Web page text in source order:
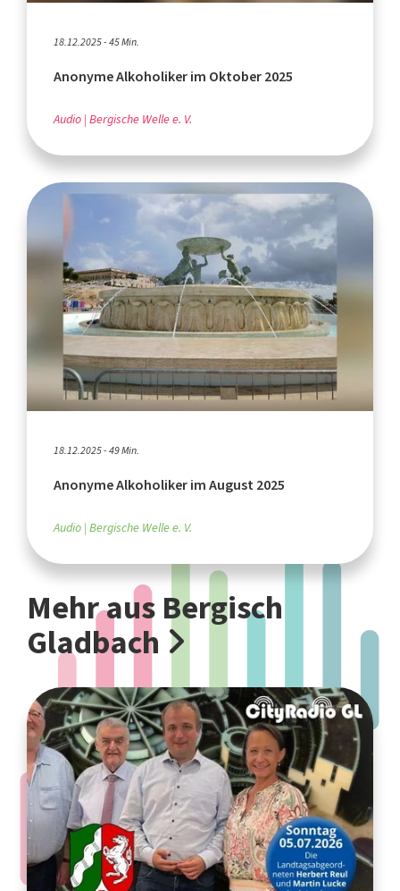
18.12.2025 - 45 Min.
Anonyme Alkoholiker im Oktober 2025
Audio Bergische Welle e. V.
18.12.2025 - 49 Min.
Anonyme Alkoholiker im August 2025
Audio Bergische Welle e. V.
Mehr aus Bergisch
Gladbach